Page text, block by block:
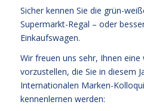
Sicher kennen Sie die grün-
Supermarkt-Regal – oder
Einkaufswagen.
Wir freuen uns sehr, Ihnen
vorzustellen, die Sie in diesem
Internationalen Marken-
kennenlernen werden: